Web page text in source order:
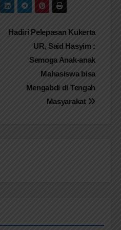
Hadiri Pelepasan Kukerta
UR, Said Hasyim :
Semoga Anak-anak
Mahasiswa bisa
Mengabdi di Tengah
Masyarakat